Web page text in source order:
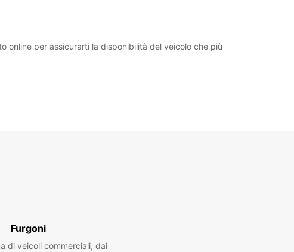
online per assicurarti la disponibilità del veicolo che più
Furgoni
di veicoli commerciali, dai